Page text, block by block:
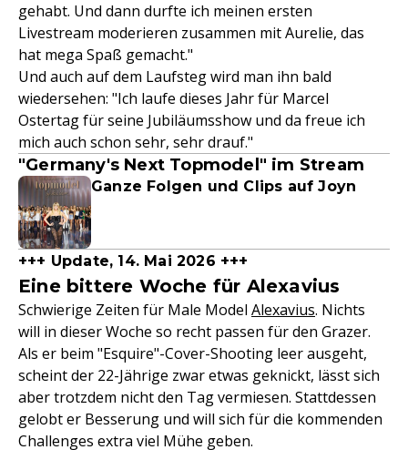
gehabt. Und dann durfte ich meinen ersten
Livestream moderieren zusammen mit Aurelie, das
hat mega Spaß gemacht."
Und auch auf dem Laufsteg wird man ihn bald
wiedersehen: "Ich laufe dieses Jahr für Marcel
Ostertag für seine Jubiläumsshow und da freue ich
mich auch schon sehr, sehr drauf."
"Germany's Next Topmodel" im Stream
Ganze Folgen und Clips auf Joyn
+++ Update, 14. Mai 2026 +++
Eine bittere Woche für Alexavius
Schwierige Zeiten für Male Model Alexavius. Nichts
will in dieser Woche so recht passen für den Grazer.
Als er beim "Esquire"-Cover-Shooting leer ausgeht,
scheint der 22-Jährige zwar etwas geknickt, lässt sich
aber trotzdem nicht den Tag vermiesen. Stattdessen
gelobt er Besserung und will sich für die kommenden
Challenges extra viel Mühe geben.